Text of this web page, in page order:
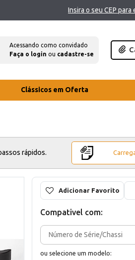
Insira o seu CEP
Acessando como convidado
Faça o login ou cadastre-se
Clássicos em Oferta
rápidos.
Adicionar Favorito
Compativel com:
ou selecione um modelo: